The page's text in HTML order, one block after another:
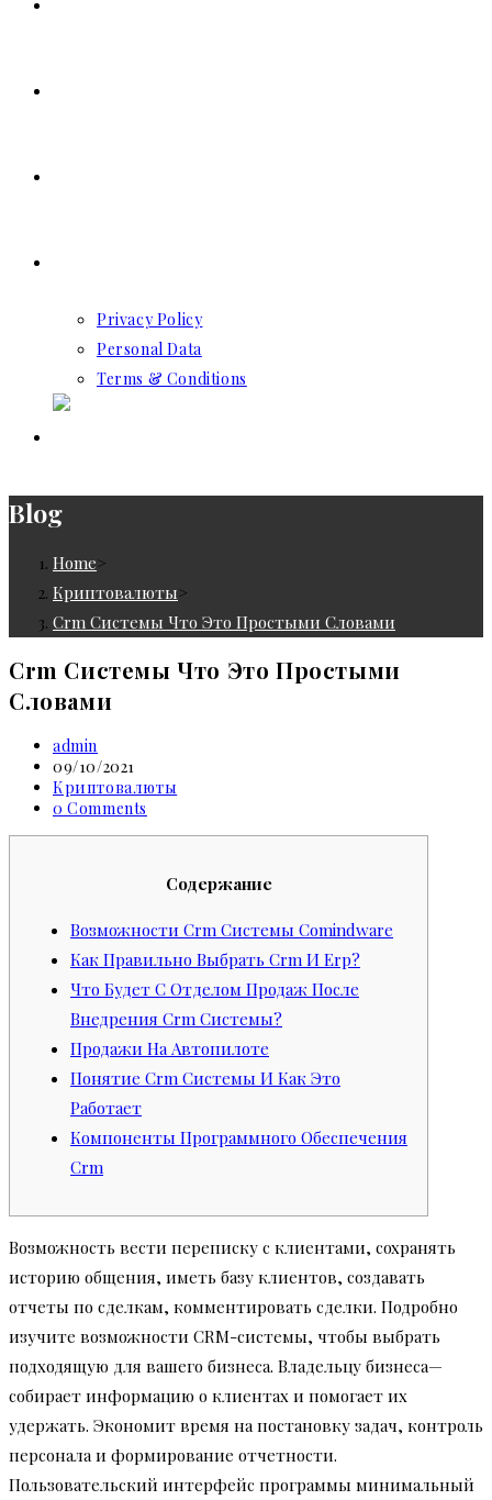
Privacy Policy
Personal Data
Terms & Conditions
Blog
Home>
Криптовалюты>
Crm Системы Что Это Простыми Словами
Crm Системы Что Это Простыми
Словами
Post
author:
admin
Post
published:
09/10/2021
Post
category:
Криптовалюты
Post
0 Comments
Содержание
Возможности Crm Системы Comindware
Как Правильно Выбрать Crm И Erp?
Что Будет С Отделом Продаж После
Внедрения Crm Системы?
Продажи На Автопилоте
Понятие Crm Системы И Как Это
Работает
Компоненты Программного Обеспечения
Crm
Возможность вести переписку с клиентами, сохранять
историю общения, иметь базу клиентов, создавать
отчеты по сделкам, комментировать сделки. Подробно
изучите возможности CRM-системы, чтобы выбрать
подходящую для вашего бизнеса. Владельцу бизнеса—
собирает информацию о клиентах и помогает их
удержать. Экономит время на постановку задач, контроль
персонала и формирование отчетности.
Пользовательский интерфейс программы минимальный